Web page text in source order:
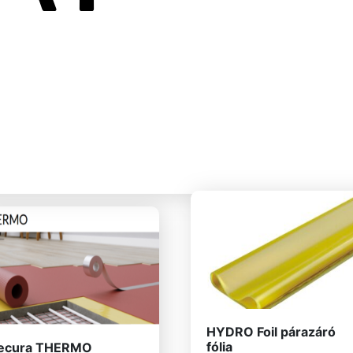
THERMO
HYDRO Foil párazáró
fólia